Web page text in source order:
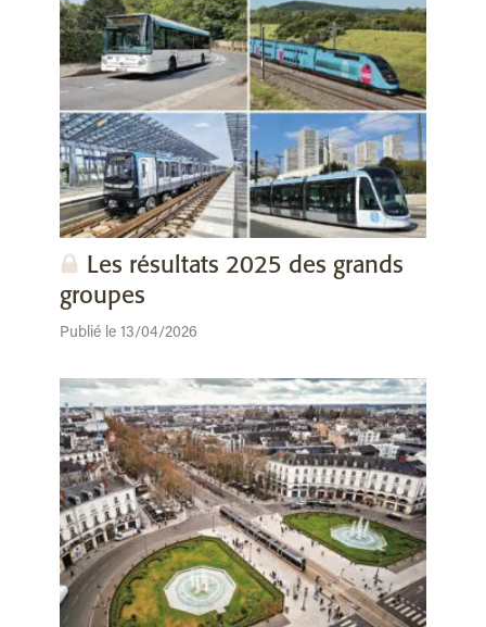
Les résultats 2025 des grands
groupes
Publié le 13/04/2026